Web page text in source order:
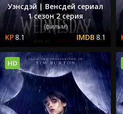
Уэнсдэй | Венсдей сериал
1 сезон 2 серия
(фильм)
8.1 8.1
HD